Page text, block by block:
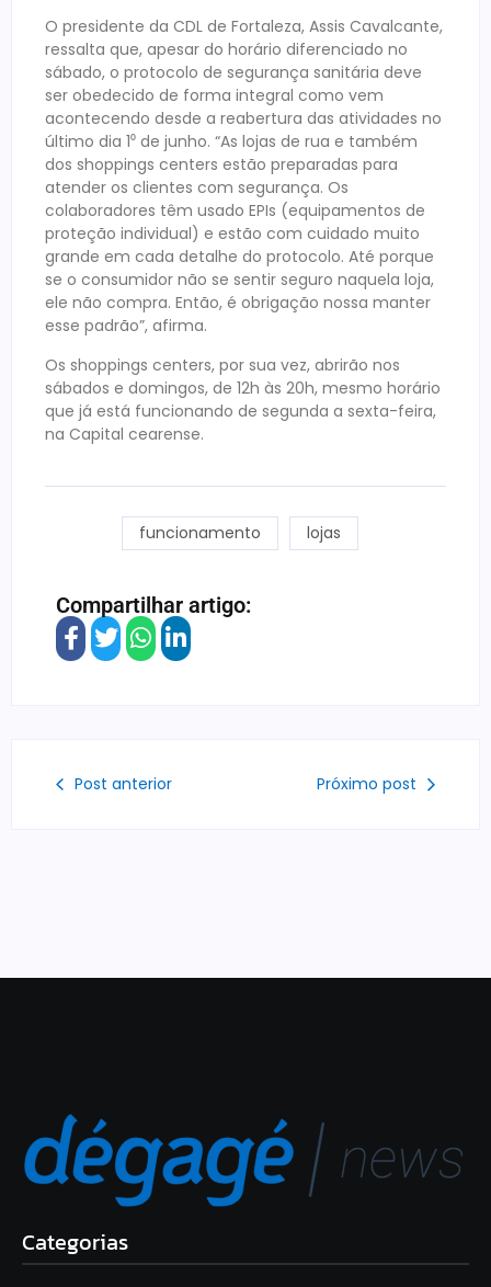
O presidente da CDL de Fortaleza, Assis Cavalcante,
ressalta que, apesar do horário diferenciado no
sábado, o protocolo de segurança sanitária deve
ser obedecido de forma integral como vem
acontecendo desde a reabertura das atividades no
último dia 1⁰ de junho. “As lojas de rua e também
dos shoppings centers estão preparadas para
atender os clientes com segurança. Os
colaboradores têm usado EPIs (equipamentos de
proteção individual) e estão com cuidado muito
grande em cada detalhe do protocolo. Até porque
se o consumidor não se sentir seguro naquela loja,
ele não compra. Então, é obrigação nossa manter
esse padrão”, afirma.
Os shoppings centers, por sua vez, abrirão nos
sábados e domingos, de 12h às 20h, mesmo horário
que já está funcionando de segunda a sexta-feira,
na Capital cearense.
funcionamento lojas
Compartilhar artigo:
Post anterior Próximo post
Categorias